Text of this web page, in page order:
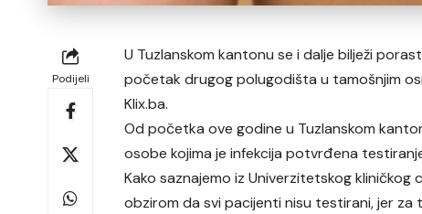
Podijeli
U Tuzlanskom kantonu se i dalje bilježi
početak drugog polugodišta u tamošnjim
Klix.ba.
Od početka ove godine u Tuzlanskom
osobe kojima je infekcija potvrđena
Kako saznajemo iz Univerzitetskog
obzirom da svi pacijenti nisu testirani, jer za